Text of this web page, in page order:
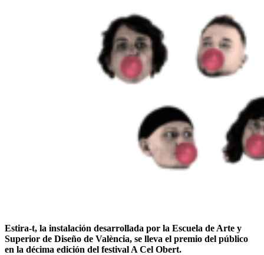
Estira-t, la instalación desarrollada por la Escuela de Arte y
Superior de Diseño de València, se lleva el premio del público
en la décima edición del festival A Cel Obert.